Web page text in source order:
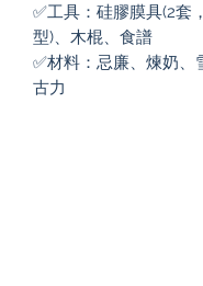
✅工具：硅膠膜具(2套
型)、木棍、食譜
✅材料：忌廉、煉奶、
古力